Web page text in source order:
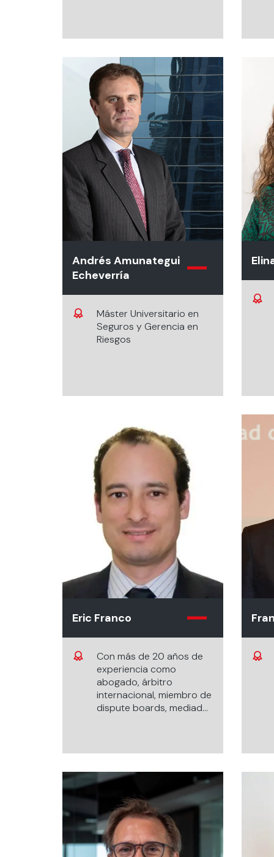
Andrés Amunategui
Echeverría
Máster Universitario en
Seguros y Gerencia en
Riesgos
Eric Franco
Con más de 20 años de
experiencia como
abogado, árbitro
internacional, miembro de
dispute boards, mediador
y construcción en
América Latina, Europa y
Asia, tanto como
abogado interno de
empresas propietarias y
de un contratista
internacional, así como